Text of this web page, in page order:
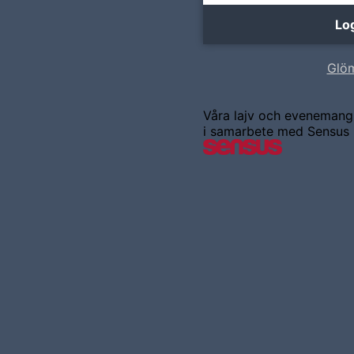
Våra lajv och
i samarbete med Sensus